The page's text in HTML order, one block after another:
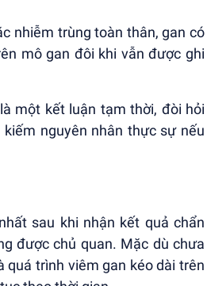
nhiễm trùng toàn thân, gan có
mô gan đôi khi vẫn được ghi
một kết luận tạm thời, đòi hỏi
nguyên nhân thực sự nếu
sau khi nhận kết quả chẩn
được chủ quan. Mặc dù chưa
quá trình viêm gan kéo dài trên